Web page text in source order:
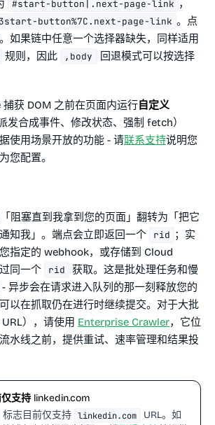
#start-button|.next-page-link ，
button%7C.next-page-link 。点
如果链中任意一个选择器缺失，同样适用
规则，因此 ,body
回退模式可以按选择
获 DOM 之前在页面内运行 自定义
发合成事件、修改状态、强制 fetch）
使用场景开放的功能 - 请联系支持说明您
您配置。
阻塞直到我拿到您的页面」翻转为「把它
知我」。端点会立即返回一个
rid ；实
指定的 webhook，或存储到 Cloud
同一个
rid
获取。这是批处理任务和慢
异步会在请求进入队列的那一刻释放您的
以在抓取仍在进行时继续提交。对于大批
），请使用 Enterprise Crawler，它位
水线之前，提供重试、速率管理和结果投
支持 linkedin.com
标志目前仅支持 linkedin.com
URL。如